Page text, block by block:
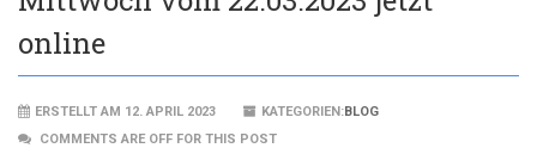
online
ERSTELLT AM 12. APRIL 2023 KATEGORIEN:BLOG
COMMENTS ARE OFF FOR THIS POST